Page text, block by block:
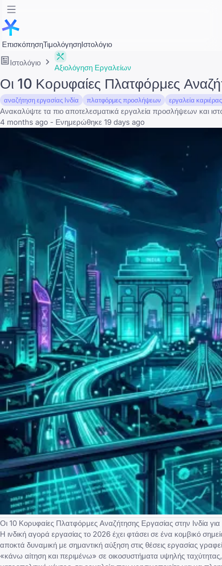
ΕπισκόπησηΤιμολόγησηΙστολόγιο
Ιστολόγιο
Αξιολόγηση Εργαλείων
Οι 10 Κορυφαίες Πλατφόρμες
αναζήτηση εργασίας Ινδία πλατφόρμες προσλήψεων εργαλεία
Ανακαλύψτε τα πιο αποτελεσματικά εργαλεία προσλήψεων και
4 months ago - Ενημερώθηκε 19 days ago
Οι 10 Κορυφαίες Πλατφόρμες Αναζήτησης Εργασίας στην Ινδία
Η ινδική αγορά εργασίας το 2026 έχει φτάσει σε ένα κομβικό
αποκτά δυναμική με σημαντική αύξηση στις θέσεις εργασίας
«κάνω αίτηση και περιμένω» σε οικοσυστήματα υψηλής